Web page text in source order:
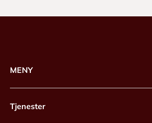
MENY
Tjenester